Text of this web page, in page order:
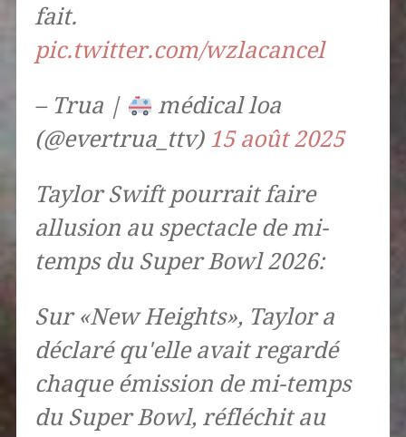
fait.
pic.twitter.com/wzlacancel
– Trua |
médical loa
(@evertrua_ttv) 15 août 2025
Taylor Swift pourrait faire
allusion au spectacle de mi-
temps du Super Bowl 2026:
Sur «New Heights», Taylor a
déclaré qu'elle avait regardé
chaque émission de mi-temps
du Super Bowl, réfléchit au